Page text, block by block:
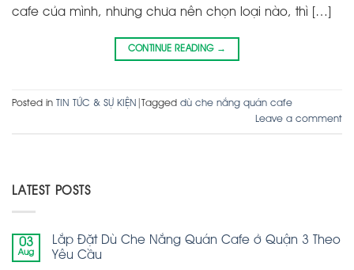
cafe của mình, nhưng chưa nên chọn loại nào, thì […]
CONTINUE READING →
Posted in TIN TỨC & SỰ KIỆN Tagged dù che nắng quán cafe
Leave a comment
LATEST POSTS
03
Aug
Lắp Đặt Dù Che Nắng Quán Cafe ở Quận 3 Theo
Yêu Cầu